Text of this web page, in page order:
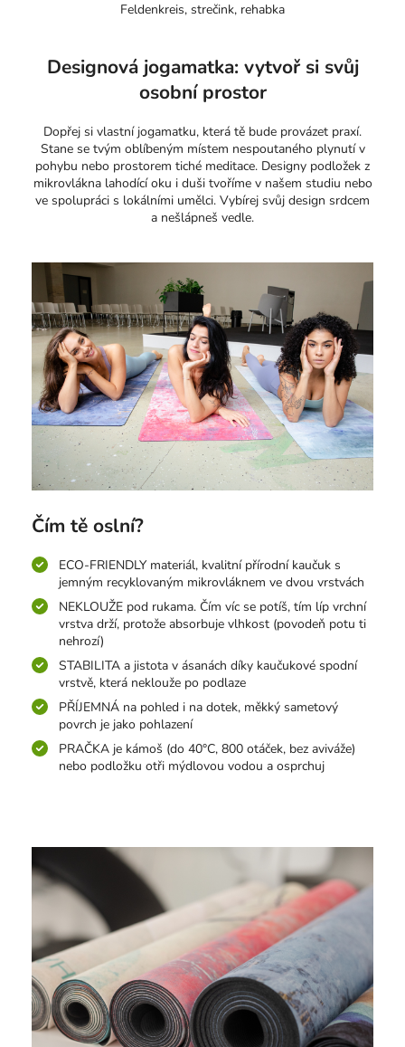
Feldenkreis, strečink, rehabka
Designová jogamatka: vytvoř si svůj
osobní prostor
Dopřej si vlastní jogamatku, která tě bude provázet praxí.
Stane se tvým oblíbeným místem nespoutaného plynutí v
pohybu nebo prostorem tiché meditace. Designy podložek z
mikrovlákna lahodící oku i duši tvoříme v našem studiu nebo
ve spolupráci s lokálními umělci. Vybírej svůj design srdcem
a nešlápneš vedle.
Čím tě oslní?
ECO-FRIENDLY materiál, kvalitní přírodní kaučuk s
jemným recyklovaným mikrovláknem ve dvou vrstvách
NEKLOUŽE pod rukama. Čím víc se potíš, tím líp vrchní
vrstva drží, protože absorbuje vlhkost (povodeň potu ti
nehrozí)
STABILITA a jistota v ásanách díky kaučukové spodní
vrstvě, která neklouže po podlaze
PŘÍJEMNÁ na pohled i na dotek, měkký sametový
povrch je jako pohlazení
PRAČKA je kámoš (do 40°C, 800 otáček, bez aviváže)
nebo podložku otři mýdlovou vodou a osprchuj